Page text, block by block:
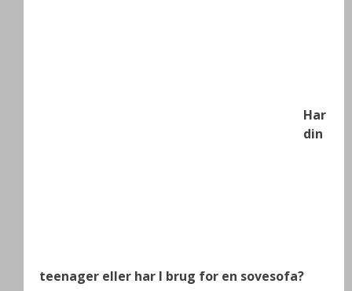
Har
din
teenager eller har I brug for en sovesofa?